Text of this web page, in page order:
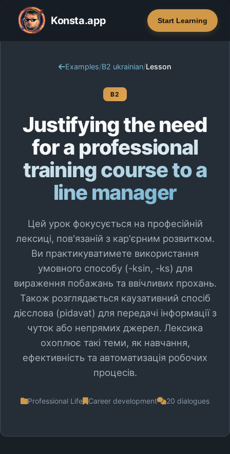
Konsta.app Start Learning
Examples/B2 ukrainian/Lesson
B2
Justifying the need
for a professional
training course to a
line manager
Цей урок фокусується на професійній
лексиці, пов'язаній з кар'єрним розвитком.
Ви практикуватимете використання
умовного способу (-ksin, -ks) для
вираження побажань та ввічливих прохань.
Також розглядається каузативний спосіб
дієслова (pidavat) для передачі інформації з
чуток або непрямих джерел. Лексика
охоплює такі теми, як навчання,
ефективність та автоматизація робочих
процесів.
Professional Life Career development 20 dialogues